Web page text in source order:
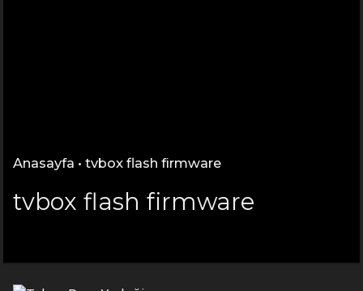
Anasayfa • tvbox flash firmware
tvbox flash firmware